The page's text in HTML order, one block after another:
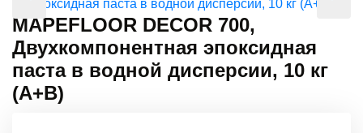
MAPEFLOOR DECOR 700,
Двухкомпонентная эпоксидная
паста в водной дисперсии, 10 кг
(А+В)